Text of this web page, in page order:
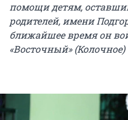
помощи детям,
родителей, имени
ближайшее время он
«Восточный» (Колочное)